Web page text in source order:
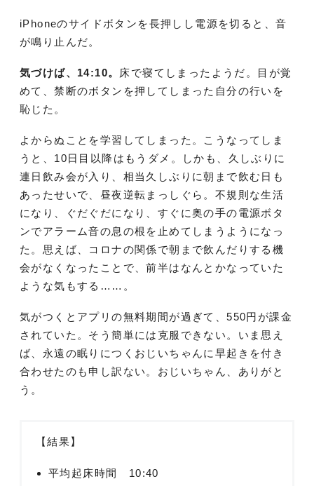
iPhoneのサイドボタンを長押しし電源を切ると、音
が鳴り止んだ。
気づけば、14:10。 床で寝てしまったようだ。目が覚
めて、禁断のボタンを押してしまった自分の行いを
恥じた。
よからぬことを学習してしまった。こうなってしま
うと、10日目以降はもうダメ。しかも、久しぶりに
連日飲み会が入り、相当久しぶりに朝まで飲む日も
あったせいで、昼夜逆転まっしぐら。不規則な生活
になり、ぐだぐだになり、すぐに奥の手の電源ボタ
ンでアラーム音の息の根を止めてしまうようになっ
た。思えば、コロナの関係で朝まで飲んだりする機
会がなくなったことで、前半はなんとかなっていた
ような気もする……。
気がつくとアプリの無料期間が過ぎて、550円が課金
されていた。そう簡単には克服できない。いま思え
ば、永遠の眠りにつくおじいちゃんに早起きを付き
合わせたのも申し訳ない。おじいちゃん、ありがと
う。
【結果】
平均起床時間 10:40